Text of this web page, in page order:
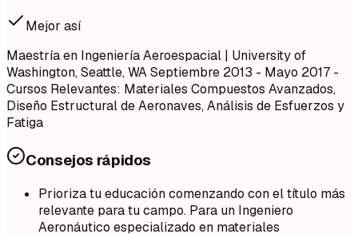
Mejor así
Maestría en Ingeniería Aeroespacial | University of
Washington, Seattle, WASeptiembre 2013 - Mayo 2017 -
Cursos Relevantes: Materiales Compuestos Avanzados,
Diseño Estructural de Aeronaves, Análisis de Esfuerzos y
Fatiga
Consejos rápidos
Prioriza tu educación comenzando con el título más
relevante para tu campo. Para un Ingeniero
Aeronáutico especializado en materiales